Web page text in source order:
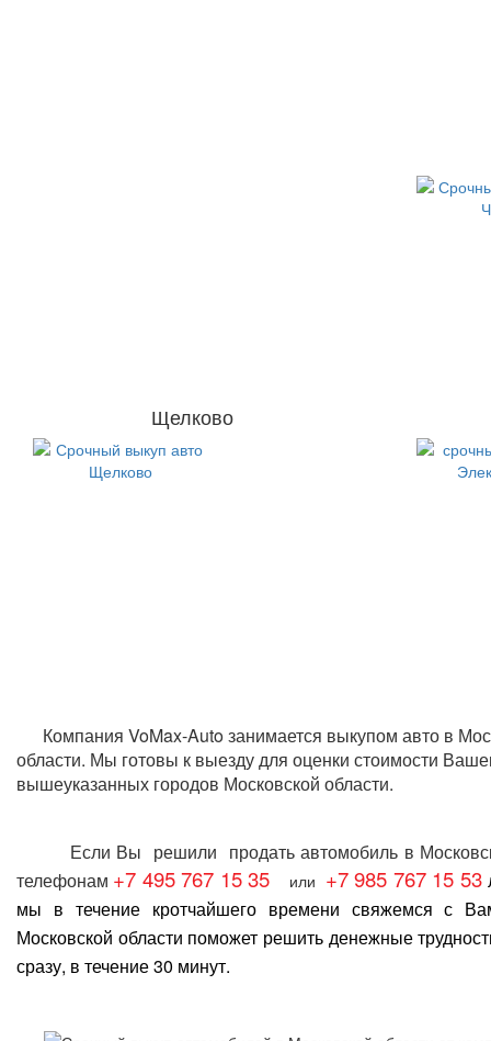
Щелково
Компания VoMax-Auto занимается выкупом авто в
области. Мы готовы к выезду для оценки стоимости
вышеуказанных городов Московской области.
Если Вы решили продать автомобиль в
телефонам +7 495 767 15 35 или +7 985 767 15 53
мы в течение кротчайшего времени свяжемся с
Московской области поможет решить денежные
сразу, в течение 30 минут.